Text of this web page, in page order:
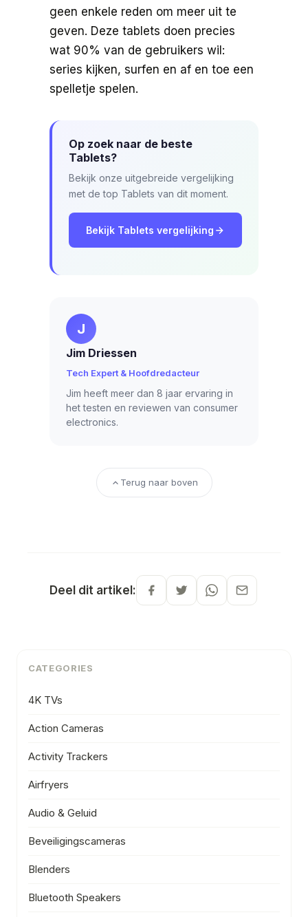
geen enkele reden om meer uit te
geven. Deze tablets doen precies
wat 90% van de gebruikers wil:
series kijken, surfen en af en toe een
spelletje spelen.
Op zoek naar de beste
Tablets?
Bekijk onze uitgebreide vergelijking
met de top Tablets van dit moment.
Bekijk Tablets vergelijking
J
Jim Driessen
Tech Expert & Hoofdredacteur
Jim heeft meer dan 8 jaar ervaring in
het testen en reviewen van consumer
electronics.
Terug naar boven
Deel dit artikel:
CATEGORIES
4K TVs
Action Cameras
Activity Trackers
Airfryers
Audio & Geluid
Beveiligingscameras
Blenders
Bluetooth Speakers